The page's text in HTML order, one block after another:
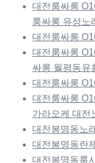
대전룸싸롱
룸싸롱 유성노
대전룸싸롱
대전룸싸롱
싸롱 월평동유
대전룸싸롱
대전룸싸롱
가라오케 대전
대전봉명동노
대전봉명동란
대전봉명동룸